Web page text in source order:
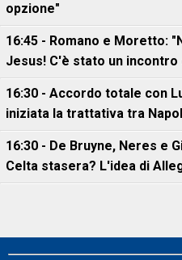
opzione"
16:45 - Romano e Moretto:
Jesus! C'è stato un
16:30 - Accordo totale con
iniziata la trattativa tra
16:30 - De Bruyne, Neres e
Celta stasera? L'idea di